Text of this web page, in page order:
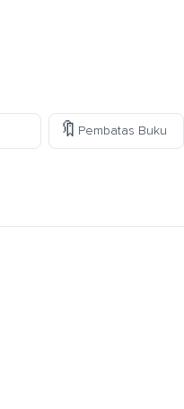
🔖 Pembatas Buku